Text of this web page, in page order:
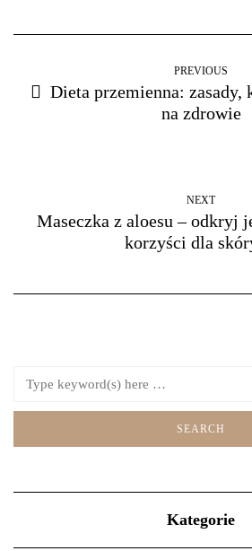
PREVIOUS
Dieta przemienna: zasady,
na zdrowie
NEXT
Maseczka z aloesu – odkryj
korzyści dla
Kategorie